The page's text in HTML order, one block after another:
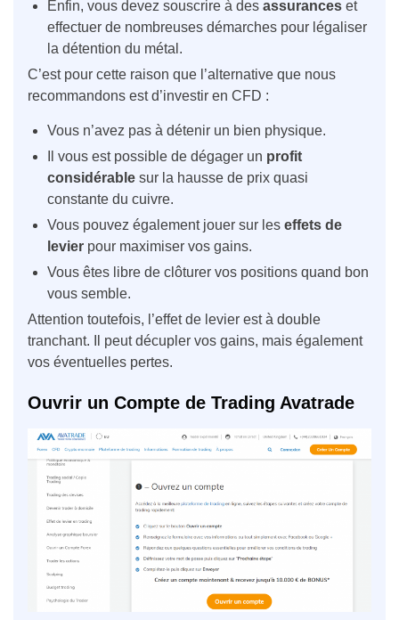
Enfin, vous devez souscrire à des assurances et
effectuer de nombreuses démarches pour légaliser
la détention du métal.
C’est pour cette raison que l’alternative que nous
recommandons est d’investir en CFD :
Vous n’avez pas à détenir un bien physique.
Il vous est possible de dégager un profit
considérable sur la hausse de prix quasi
constante du cuivre.
Vous pouvez également jouer sur les effets de
levier pour maximiser vos gains.
Vous êtes libre de clôturer vos positions quand bon
vous semble.
Attention toutefois, l’effet de levier est à double
tranchant. Il peut décupler vos gains, mais également
vos éventuelles pertes.
Ouvrir un Compte de Trading Avatrade